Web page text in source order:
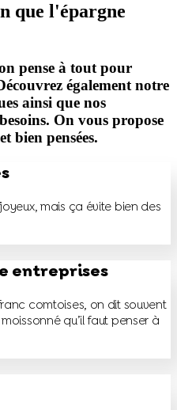
que l'épargne
pense à tout pour
également notre
ainsi que nos
On vous propose
bien pensées.
mais ça évite bien des
entreprises
comtoises, on dit souvent
qu’il faut penser à